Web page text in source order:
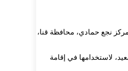
قرية الحلفاية بحري، مركز نجع حمادي، محافظة قنا،
لاستخدامها في إقامة